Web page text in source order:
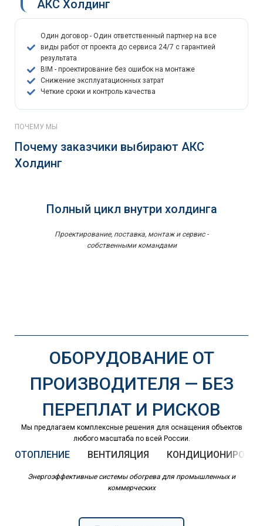
АКС Холдинг
Один договор - Один ответственный партнер на все
виды работ от проекта до сервиса 24/7 с гарантией
результата
BIM - проектирование без ошибок на монтаже
Снижение эксплуатационных затрат
Четкие сроки и контроль качества
ПОЧЕМУ МЫ
Почему заказчики выбирают АКС
Холдинг
Полный цикл внутри холдинга
Проектирование, поставка, монтаж и сервис -
собственными командами
ОБОРУДОВАНИЕ ОТ
ПРОИЗВОДИТЕЛЯ — БЕЗ
ПЕРЕПЛАТ И РИСКОВ
Мы предлагаем комплексные решения для оснащения объектов
любого масштаба по всей России.
ОТОПЛЕНИЕ ВЕНТИЛЯЦИЯ
Энергоэффективные системы обогрева для промышленных и
коммерческих